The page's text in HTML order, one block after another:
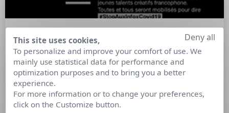
Les étudiants d’Audencia
SciencesCom s’attaquent aux infox
liées au COVID-19 avec l’agence
Antigel
Accompagnés par ANTIGEL, les 30 étudiants de 4ème année
This site uses cookies,
To personalize and improve your comfort of use. We
mainly use statistical data for performance and
optimization purposes and to bring you a better
experience.
For more information or to change your preferences,
click on the Customize button.
Deny all